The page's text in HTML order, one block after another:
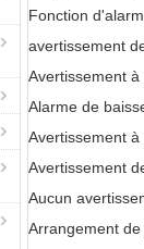
Fonction
avertissement
Avertissement
Alarme de
Avertissement
Avertissement
Aucun
Arrangement